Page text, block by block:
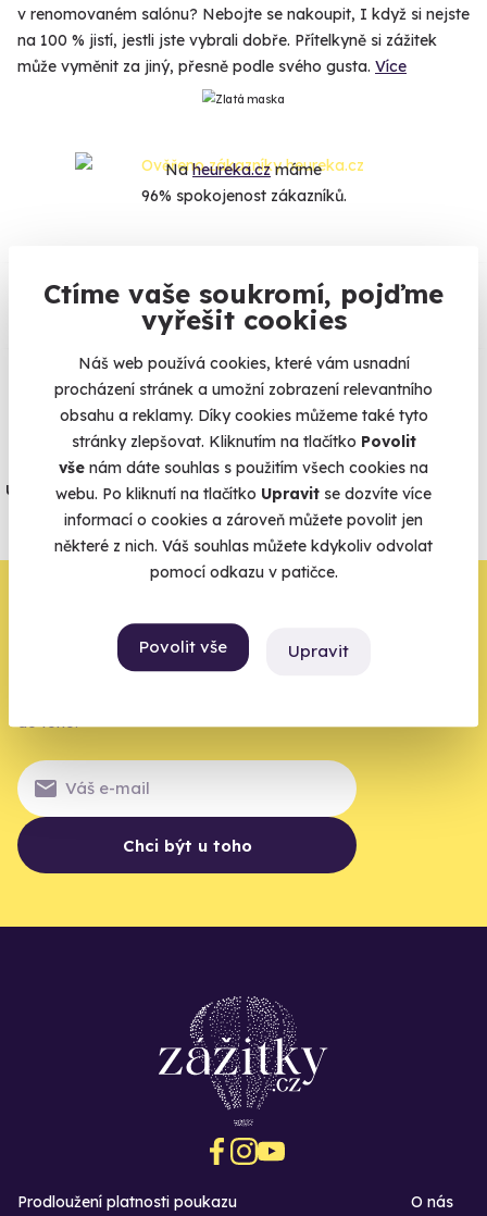
Ctíme vaše soukromí, pojďme
vyřešit cookies
Náš web používá cookies, které vám usnadní
procházení stránek a umožní zobrazení relevantního
obsahu a reklamy. Díky cookies můžeme také tyto
stránky zlepšovat. Kliknutím na tlačítko Povolit
vše nám dáte souhlas s použitím všech cookies na
webu. Po kliknutí na tlačítko Upravit se dozvíte více
informací o cookies a zároveň můžete povolit jen
některé z nich. Váš souhlas můžete kdykoliv odvolat
pomocí odkazu v patičce.
Povolit vše Upravit
v renomovaném salónu? Nebojte se nakoupit, I když si nejste
na 100 % jistí, jestli jste vybrali dobře. Přítelkyně si zážitek
může vyměnit za jiný, přesně podle svého gusta. Více
Naheureka.czmáme
96% spokojenost zákazníků.
Co si o nás myslí
Zobraz ohlasy
Vše umíme pojistit
Jeden nikdy neví. Máme nejvyšší
úrazové pojištění z nabídky zážitkových
agentur.
Vše o pojištění
zbytek zařídíme my
do toho.
Chci být u toho
Prodloužení platnosti poukazu
O nás